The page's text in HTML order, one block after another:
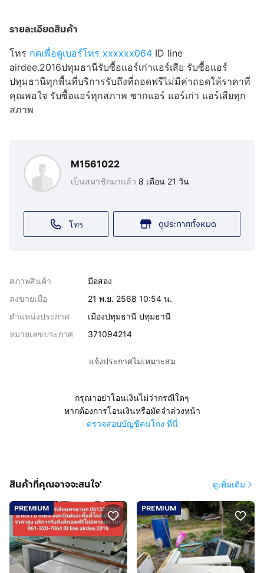
รายละเอียดสินค้า
โทร กดเพื่อดูเบอร์โทร xxxxxx064 ID line
airdee.2016ปทุมธานีรับซื้อแอร์เก่าแอร์เสีย รับซื้อแอร์
ปทุมธานีทุกพื้นที่บริการรับถึงที่ถอดฟรีไม่มีค่าถอดให้ราคาที่
คุณพอใจ รับซื้อแอร์ทุกสภาพ ซากแอร์ แอร์เก่า แอร์เสียทุก
สภาพ
M1561022
เป็นสมาชิกมาแล้ว 8 เดือน 21 วัน
โทร ดูประกาศทั้งหมด
สภาพสินค้า
มือสอง
ลงขายเมื่อ
21 พ.ย. 2568 10:54 น.
ตำแหน่งประกาศ
เมืองปทุมธานี ปทุมธานี
หมายเลขประกาศ
371094214
แจ้งประกาศไม่เหมาะสม
กรุณาอย่าโอนเงินไม่ว่ากรณีใดๆ
หากต้องการโอนเงินหรือมัดจำล่วงหน้า
ตรวจสอบบัญชีคนโกง ที่นี่
สินค้าที่คุณอาจจะสนใจ' ดูเพิ่มเติม
PREMIUM PREMIUM